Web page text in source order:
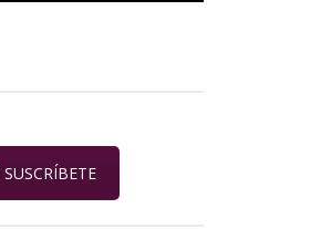
SUSCRÍBETE